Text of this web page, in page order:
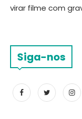
virar filme com
Siga-nos